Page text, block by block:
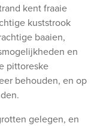
kent fraaie
kuststrook
baaien,
en
pittoreske
behouden, en op
gelegen, en